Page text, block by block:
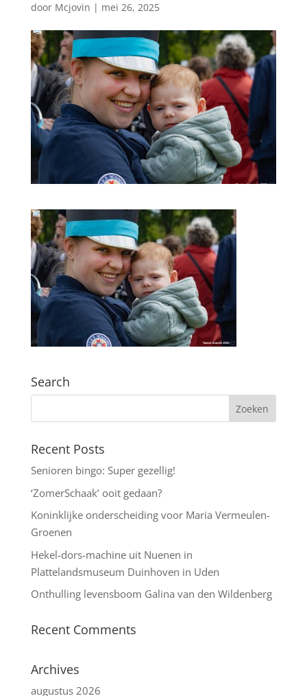
door Mcjovin | mei 26, 2025
Search
Recent Posts
Senioren bingo: Super gezellig!
‘ZomerSchaak’ ooit gedaan?
Koninklijke onderscheiding voor Maria Vermeulen-
Groenen
Hekel-dors-machine uit Nuenen in
Plattelandsmuseum Duinhoven in Uden
Onthulling levensboom Galina van den Wildenberg
Recent Comments
Archives
augustus 2026